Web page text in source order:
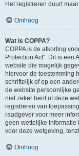
Het registreren duurt
Omhoog
Wat is COPPA?
COPPA is de afkorting
Protection Act". Dit is een
website die mogelijk
hiervoor de toestemming
schriftelijk of op een
de website persoonlijke
niet zeker bent of deze
registreren van
raadgever voor meer
geen wettelijke informatie
voor deze wetgeving,
Omhoog